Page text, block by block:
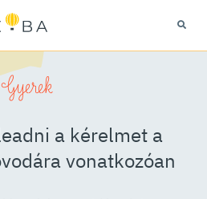
Gyerek
a kérelmet a
vonatkozóan